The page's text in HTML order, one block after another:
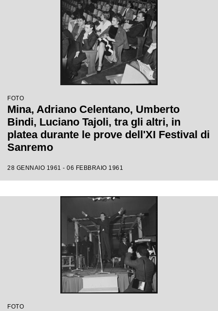
FOTO
Mina, Adriano Celentano, Umberto
Bindi, Luciano Tajoli, tra gli altri, in
platea durante le prove dell'XI Festival di
Sanremo
28 GENNAIO 1961 - 06 FEBBRAIO 1961
FOTO